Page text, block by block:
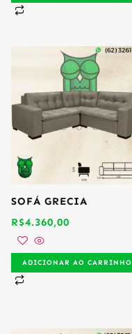
SOFÁ GRECIA
R$4.360,00
ADICIONAR AO CARRINHO